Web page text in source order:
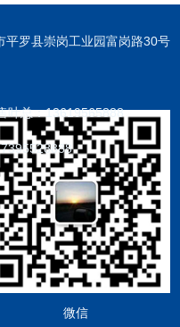
市平罗县崇岗工业园富岗路30号
总：13619565888
17395528888
微信